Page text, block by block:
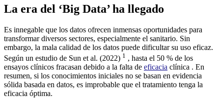
La era del ‘Big Data’ ha llegado
Es innegable que los datos ofrecen inmensas oportunidades para
transformar diversos sectores, especialmente el sanitario. Sin
embargo, la mala calidad de los datos puede dificultar su uso eficaz.
Según un estudio de Sun et al. (2022) 1 , hasta el 50 % de los
ensayos clínicos fracasan debido a la falta de eficacia clínica . En
resumen, si los conocimientos iniciales no se basan en evidencia
sólida basada en datos, es improbable que el tratamiento tenga la
eficacia óptima.